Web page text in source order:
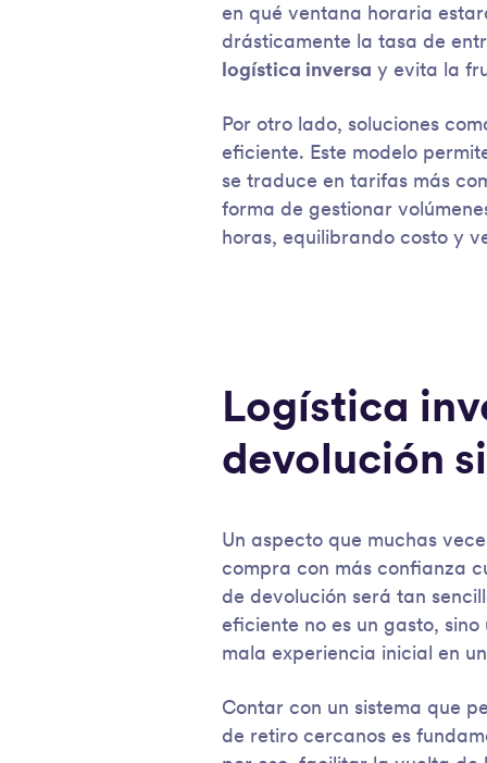
en qué ventana horaria
drásticamente la tasa de
logística inversa y evita la
Por otro lado, soluciones
eficiente. Este modelo
se traduce en tarifas más
forma de gestionar
horas, equilibrando costo y
Logística
devolución
Un aspecto que muchas
compra con más confianza
de devolución será tan
eficiente no es un gasto,
mala experiencia inicial en
Contar con un sistema que
de retiro cercanos es